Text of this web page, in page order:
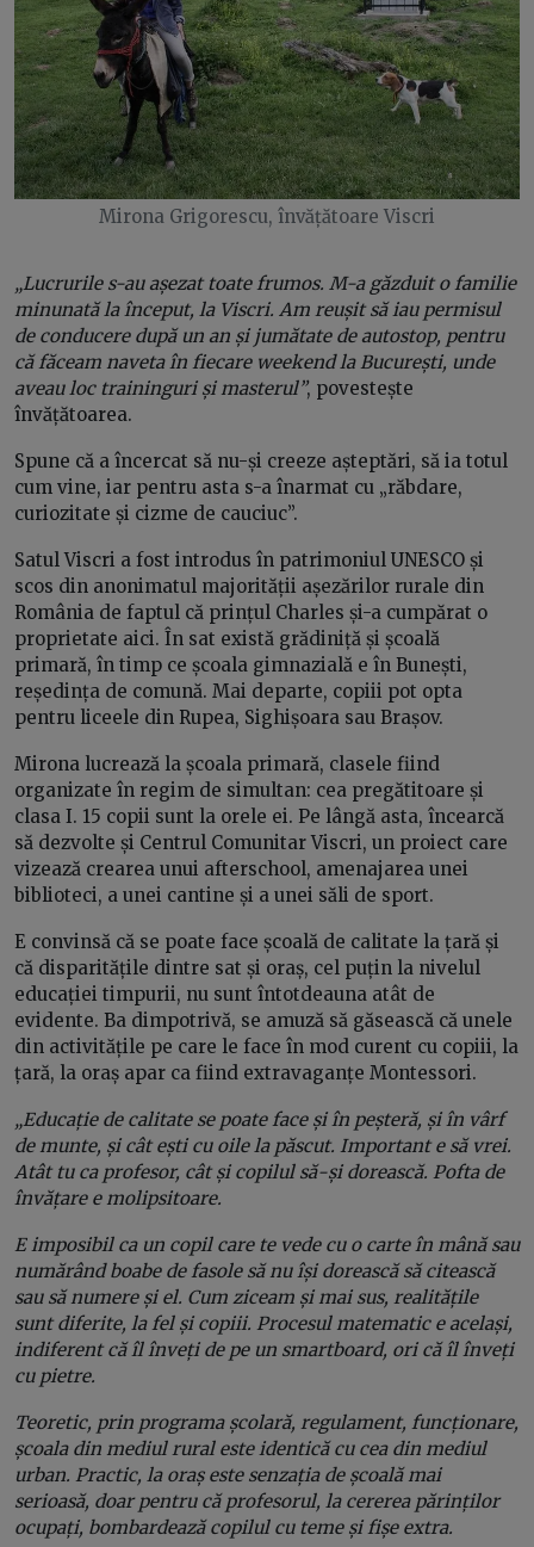
Mirona Grigorescu, învățătoare Viscri
„Lucrurile s-au așezat toate frumos. M-a găzduit o familie
minunată la început, la Viscri. Am reușit să iau permisul
de conducere după un an și jumătate de autostop, pentru
că făceam naveta în fiecare weekend la București, unde
aveau loc traininguri și masterul”, povestește
învățătoarea.
Spune că a încercat să nu-și creeze așteptări, să ia totul
cum vine, iar pentru asta s-a înarmat cu „răbdare,
curiozitate și cizme de cauciuc”.
Satul Viscri a fost introdus în patrimoniul UNESCO și
scos din anonimatul majorității așezărilor rurale din
România de faptul că prințul Charles și-a cumpărat o
proprietate aici. În sat există grădiniță și școală
primară, în timp ce școala gimnazială e în Bunești,
reședința de comună. Mai departe, copiii pot opta
pentru liceele din Rupea, Sighișoara sau Brașov.
Mirona lucrează la școala primară, clasele fiind
organizate în regim de simultan: cea pregătitoare și
clasa I. 15 copii sunt la orele ei. Pe lângă asta, încearcă
să dezvolte și Centrul Comunitar Viscri, un proiect care
vizează crearea unui afterschool, amenajarea unei
biblioteci, a unei cantine și a unei săli de sport.
E convinsă că se poate face școală de calitate la țară și
că disparitățile dintre sat și oraș, cel puțin la nivelul
educației timpurii, nu sunt întotdeauna atât de
evidente. Ba dimpotrivă, se amuză să găsească că unele
din activitățile pe care le face în mod curent cu copiii, la
țară, la oraș apar ca fiind extravaganțe Montessori.
„Educație de calitate se poate face și în peșteră, și în vârf
de munte, și cât ești cu oile la păscut. Important e să vrei.
Atât tu ca profesor, cât și copilul să-și dorească. Pofta de
învățare e molipsitoare.
E imposibil ca un copil care te vede cu o carte în mână sau
numărând boabe de fasole să nu își dorească să citească
sau să numere și el. Cum ziceam și mai sus, realitățile
sunt diferite, la fel și copiii. Procesul matematic e același,
indiferent că îl înveți de pe un smartboard, ori că îl înveți
cu pietre.
Teoretic, prin programa școlară, regulament, funcționare,
școala din mediul rural este identică cu cea din mediul
urban. Practic, la oraș este senzația de școală mai
serioasă, doar pentru că profesorul, la cererea părinților
ocupați, bombardează copilul cu teme și fișe extra.